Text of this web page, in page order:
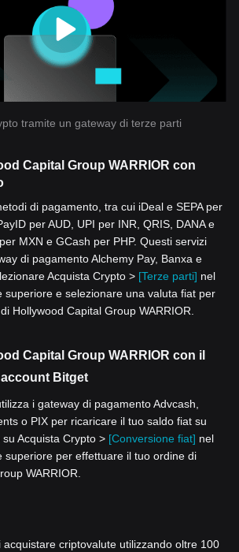
tramite un gateway di terze parti
Capital Group WARRIOR con
di pagamento, tra cui iDeal e SEPA per
per AUD, UPI per INR, QRIS, DANA e
MXN e GCash per PHP. Questi servizi
di pagamento Alchemy Pay, Banxa e
Acquista Crypto > [Terze parti] nel
superiore e selezionare una valuta fiat per
Hollywood Capital Group WARRIOR.
Capital Group WARRIOR con il
Bitget
i gateway di pagamento Advcash,
o PIX per ricaricare il tuo saldo fiat su
Acquista Crypto > [Conversione fiat] nel
superiore per effettuare il tuo ordine di
WARRIOR.
acquistare criptovalute utilizzando oltre 100